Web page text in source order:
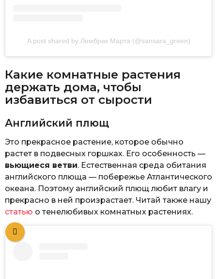
A post shared by Лембрик Марта (@sansara_green)
Какие комнатные растения
держать дома, чтобы
избавиться от сырости
Английский плющ
Это прекрасное растение, которое обычно
растет в подвесных горшках. Его особенность —
вьющиеся ветви. Естественная среда обитания
английского плюща — побережье Атлантического
океана. Поэтому английский плющ любит влагу и
прекрасно в ней произрастает. Читай также нашу
статью о тенелюбивых комнатных растениях.